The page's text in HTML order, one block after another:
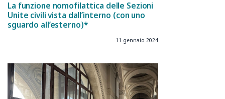
La funzione nomofilattica delle Sezioni
Unite civili vista dall’interno (con uno
sguardo all’esterno)*
11 gennaio 2024